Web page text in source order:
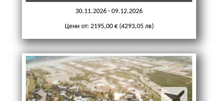
30.11.2026 - 09.12.2026
Цени от: 2195,00 € (4293,05 лв)